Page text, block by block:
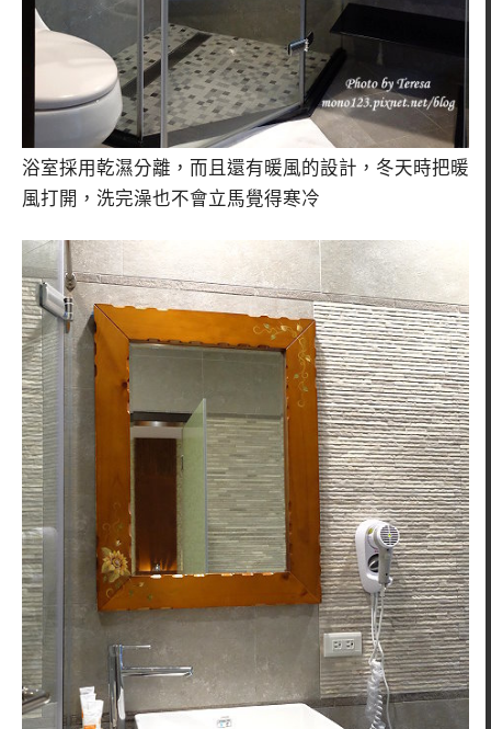
浴室採用乾濕分離，而且還有暖風的設計，冬天時把暖
風打開，洗完澡也不會立馬覺得寒冷